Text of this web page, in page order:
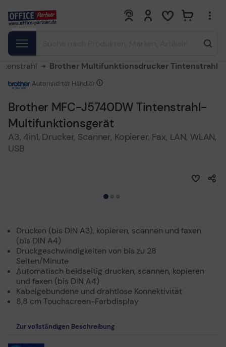
0 0
Brother Multifunktionsdrucker Tintenstrahl
Brother MFC-J5740DW Tintenstrahl-
Multifunktionsgerät
A3, 4in1, Drucker, Scanner, Kopierer, Fax, LAN, WLAN,
USB
Autorisierter Händler
Drucken (bis DIN A3), kopieren, scannen und faxen
(bis DIN A4)
Druckgeschwindigkeiten von bis zu 28
Seiten/Minute
Automatisch beidseitig drucken, scannen, kopieren
und faxen (bis DIN A4)
Kabelgebundene und drahtlose Konnektivität
8,8 cm Touchscreen-Farbdisplay
Zur vollständigen Beschreibung